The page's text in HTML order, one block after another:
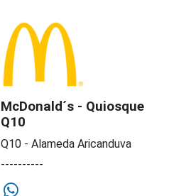
McDonald´s - Quiosque
Q10
Q10 - Alameda Aricanduva
----------